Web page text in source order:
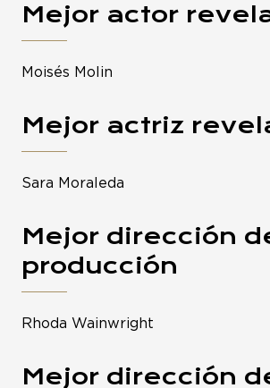
Mejor actor
Moisés Molin
Mejor actriz
Sara Moraleda
Mejor dirección
producción
Rhoda Wainwright
Mejor dirección